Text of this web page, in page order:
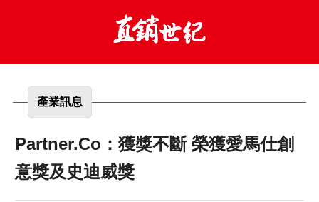
產業訊息
Partner.Co：獲獎不斷 榮獲愛馬仕創
意獎及史迪威獎